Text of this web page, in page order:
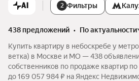
AI 2 Фильтры
438 предложений •
по актуальности
Купить квартиру в небоскребе у
ветка) в Москве и МО — 438
собственников по продаже квартир
до 169 057 984 ₽ на Яндекс